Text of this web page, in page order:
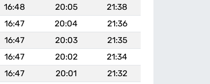
16:48 20:05
21:38
16:47 20:04
21:36
16:47 20:03
21:35
16:47 20:02
21:34
16:47 20:01
21:32